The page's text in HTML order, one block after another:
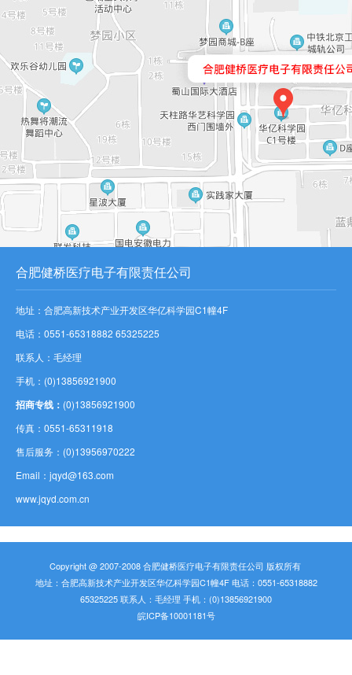
合肥健桥医疗电子有限责任公司
地址：合肥高新技术产业开发区华亿科学园C1幢4F
电话：0551-65318882 65325225
联系人：毛经理
手机：(0)13856921900
招商专线： (0)13856921900
传真：0551-65311918
售后服务：(0)13956970222
Email：jqyd@163.com
www.jqyd.com.cn
Copyright @ 2007-2008 合肥健桥医疗电子有限责任公司 版权所有
地址：合肥高新技术产业开发区华亿科学园C1幢4F 电话：0551-65318882
65325225 联系人：毛经理 手机：(0)13856921900
皖ICP备10001181号